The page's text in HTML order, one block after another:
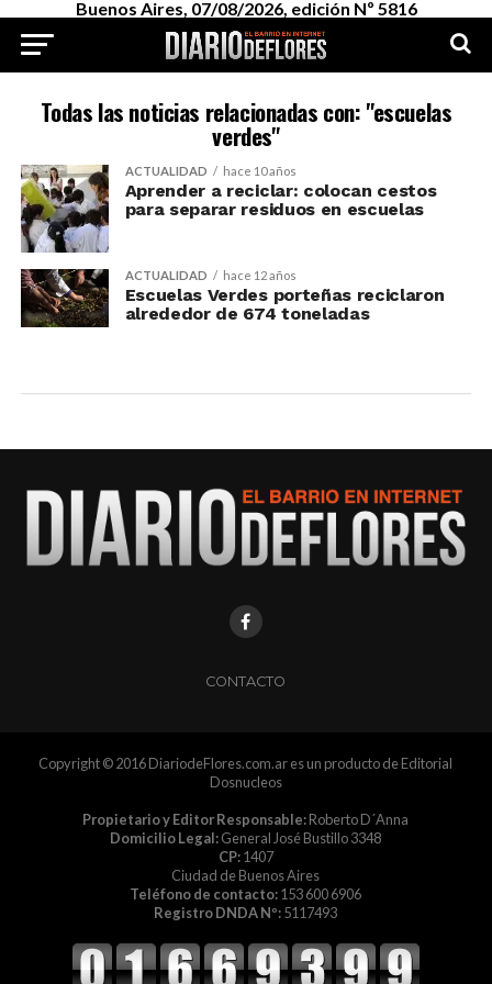
Buenos Aires, 07/08/2026, edición Nº 5816
Todas las noticias relacionadas con: "escuelas
verdes"
ACTUALIDAD hace 10 años
Aprender a reciclar: colocan cestos
para separar residuos en escuelas
ACTUALIDAD hace 12 años
Escuelas Verdes porteñas reciclaron
alrededor de 674 toneladas
CONTACTO
Copyright © 2016 DiariodeFlores.com.ar es un producto de Editorial
Dosnucleos
Propietario y Editor Responsable:Roberto D´Anna
Domicilio Legal:General José Bustillo 3348
CP:1407
Ciudad de Buenos Aires
Teléfono de contacto:153 600 6906
Registro DNDA Nº:5117493